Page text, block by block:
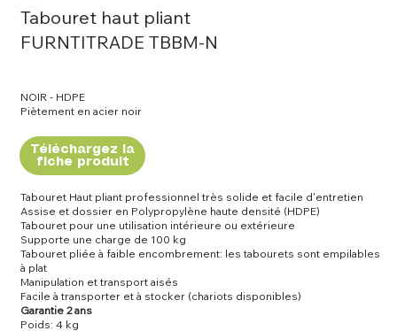
Tabouret haut pliant
FURNTITRADE TBBM-N
NOIR - HDPE
Piètement en acier noir
Téléchargez la
fiche produit
Tabouret Haut pliant professionnel très solide et facile d'entretien
Assise et dossier en Polypropylène haute densité (HDPE)
Tabouret pour une utilisation intérieure ou extérieure
Supporte une charge de 100 kg
Tabouret pliée à faible encombrement: les tabourets sont empilables
à plat
Manipulation et transport aisés
Facile à transporter et à stocker (chariots disponibles)
Garantie 2 ans
Poids: 4 kg